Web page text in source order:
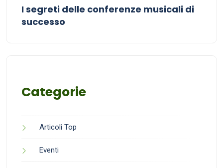
I segreti delle conferenze musicali di
successo
Categorie
Articoli Top
Eventi